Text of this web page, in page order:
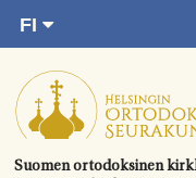
suoraan
sisältöön.
Suomen ortodoksinen
FI
SV
EN
UA
Etusivu
Ajankohtaista